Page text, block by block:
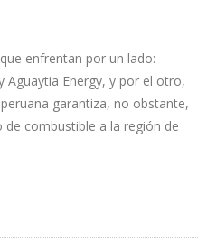
enfrentan por un lado:
Aguaytia Energy, y por el otro,
garantiza, no obstante,
combustible a la región de